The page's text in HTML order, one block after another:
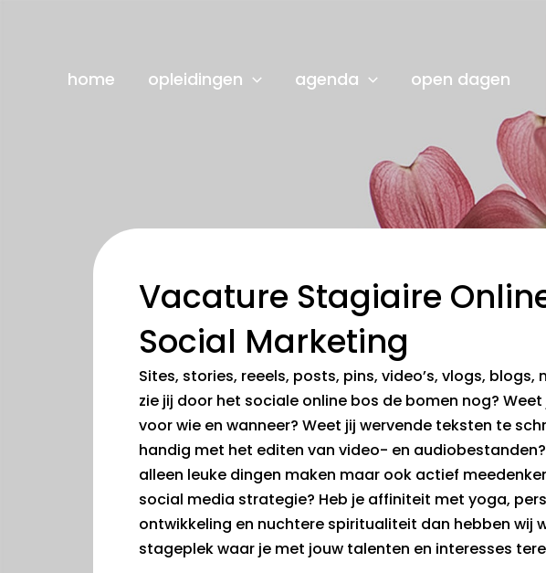
home opleidingen agenda open dagen
Vacature Stagiaire
Social Marketing
Sites, stories, reeels, posts, pins, video’s, vlogs, blogs,
zie jij door het sociale online bos de bomen nog?
voor wie en wanneer? Weet jij wervende teksten te
handig met het editen van video- en audiobestanden?
alleen leuke dingen maken maar ook actief
social media strategie? Heb je affiniteit met yoga,
ontwikkeling en nuchtere spiritualiteit dan hebben wij
stageplek waar je met jouw talenten en interesses